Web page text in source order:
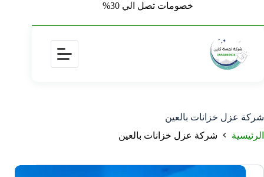
خصومات تصل الي 30%
شركة عزل خزانات بالعين
الرئيسية
شركة عزل خزانات بالعين